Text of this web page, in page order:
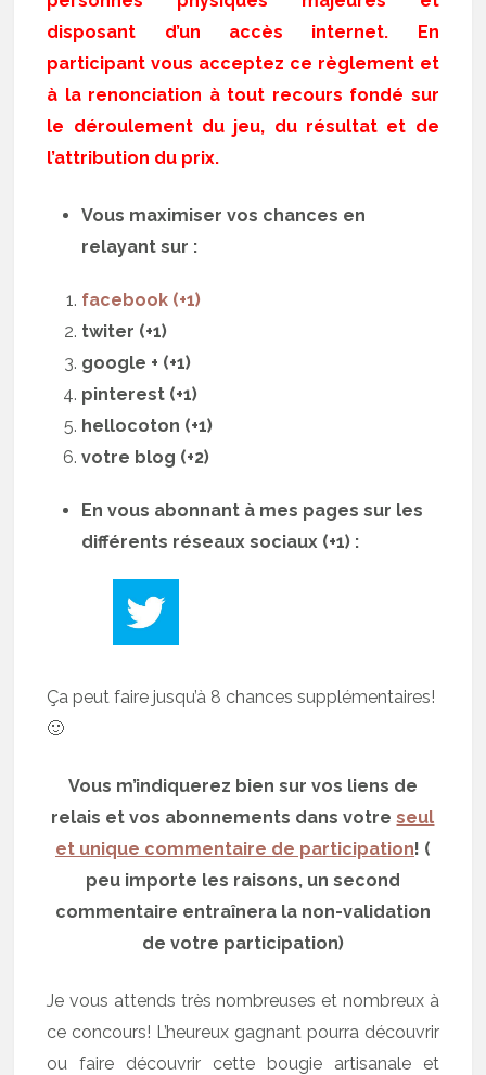
disposant d’un accès internet. En
participant vous acceptez ce règlement et
à la renonciation à tout recours fondé sur
le déroulement du jeu, du résultat et de
l’attribution du prix.
Vous maximiser vos chances en
relayant sur :
facebook (+1)
twiter (+1)
google + (+1)
pinterest (+1)
hellocoton (+1)
votre blog (+2)
En vous abonnant à mes pages sur les
différents réseaux sociaux (+1) :
Ça peut faire jusqu’à 8 chances supplémentaires!
🙂
Vous m’indiquerez bien sur vos liens de
relais et vos abonnements dans votreseul
et unique commentaire de participation! (
peu importe les raisons, un second
commentaire entraînera la non-validation
de votre participation)
Je vous attends très nombreuses et nombreux à
ce concours! L’heureux gagnant pourra découvrir
ou faire découvrir cette bougie artisanale et